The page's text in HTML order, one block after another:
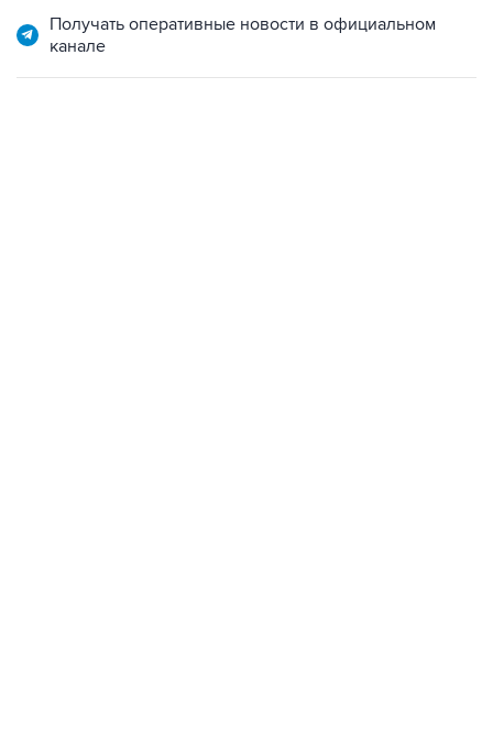
Получать оперативные новости в официальном
канале